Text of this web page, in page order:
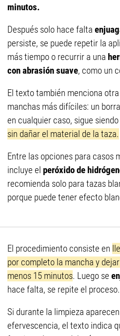
minutos.
Después solo hace falta
persiste, se puede repetir la
más tiempo o recurrir a una
con abrasión suave, como un
El texto también menciona
manchas más difíciles: un
en cualquier caso, sigue
sin dañar el material de la taza.
Entre las opciones para casos
incluye el peróxido de
recomienda solo para tazas
porque puede tener efecto
El procedimiento consiste en
por completo la mancha y
menos 15 minutos. Luego se
hace falta, se repite el proceso.
Si durante la limpieza
efervescencia, el texto indica